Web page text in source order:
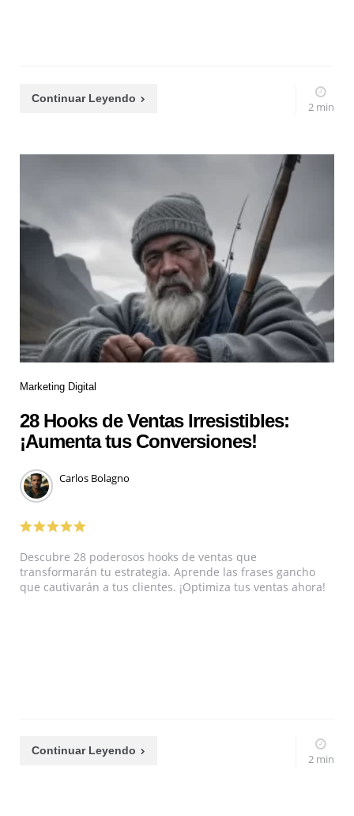
Continuar Leyendo
2 min
Marketing Digital
28 Hooks de Ventas Irresistibles:
¡Aumenta tus Conversiones!
Carlos Bolagno
Descubre 28 poderosos hooks de ventas que
transformarán tu estrategia. Aprende las frases gancho
que cautivarán a tus clientes. ¡Optimiza tus ventas ahora!
Continuar Leyendo
2 min